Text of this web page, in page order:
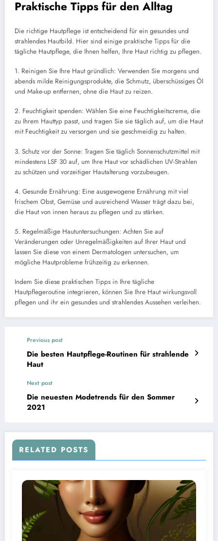
Praktische Tipps für den Alltag
Die richtige Hautpflege ist entscheidend für ein gesundes und
strahlendes Hautbild. Hier sind einige praktische Tipps für die
tägliche Hautpflege, die Ihnen helfen, Ihre Haut richtig zu pflegen.
1. Reinigen Sie Ihre Haut gründlich: Verwenden Sie morgens und
abends milde Reinigungsprodukte, die Schmutz, überschüssiges Öl
und Make-up entfernen, ohne die Haut zu reizen.
2. Feuchtigkeit spenden: Wählen Sie eine Feuchtigkeitscreme, die
zu Ihrem Hauttyp passt, und tragen Sie sie täglich auf, um die Haut
mit Feuchtigkeit zu versorgen und sie geschmeidig zu halten.
3. Schutz vor der Sonne: Tragen Sie täglich Sonnenschutzmittel mit
mindestens LSF 30 auf, um Ihre Haut vor schädlichen UV-Strahlen
zu schützen und vorzeitiger Hautalterung vorzubeugen.
4. Gesunde Ernährung: Eine ausgewogene Ernährung mit viel
frischem Obst, Gemüse und ausreichend Wasser trägt dazu bei,
die Haut von innen heraus zu pflegen und zu stärken.
5. Regelmäßige Hautuntersuchungen: Achten Sie auf
Veränderungen oder Unregelmäßigkeiten auf Ihrer Haut und
lassen Sie diese von einem Dermatologen untersuchen, um
mögliche Hautprobleme frühzeitig zu erkennen.
Indem Sie diese praktischen Tipps in Ihre tägliche
Hautpflegeroutine integrieren, können Sie Ihre Haut wirkungsvoll
pflegen und ihr ein gesundes und strahlendes Aussehen verleihen.
Previous post
Die besten Hautpflege-Routinen für strahlende
Haut
Next post
Die neuesten Modetrends für den Sommer
2021
RELATED POSTS